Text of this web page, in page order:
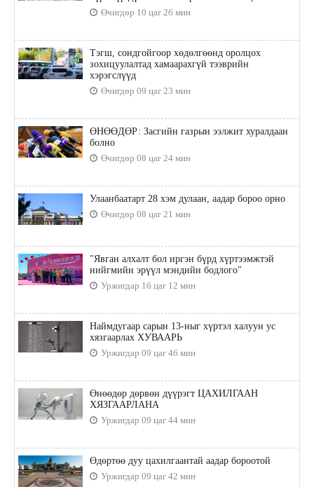
Өчигдөр 10 цаг 26 мин
Тэгш, сондгойгоор хөдөлгөөнд оролцох
зохицуулалтад хамаарахгүй тээврийн
хэрэгслүүд
Өчигдөр 09 цаг 23 мин
ӨНӨӨДӨР: Засгийн газрын ээлжит хуралдаан
болно
Өчигдөр 08 цаг 24 мин
Улаанбаатарт 28 хэм дулаан, аадар бороо орно
Өчигдөр 08 цаг 21 мин
"Явган алхалт бол иргэн бүрд хүртээмжтэй
нийгмийн эрүүл мэндийн бодлого"
Уржигдар 16 цаг 12 мин
Наймдугаар сарын 13-ныг хүртэл халуун ус
хязгаарлах ХУВААРЬ
Уржигдар 09 цаг 46 мин
Өнөөдөр дөрвөн дүүрэгт ЦАХИЛГААН
ХЯЗГААРЛАНА
Уржигдар 09 цаг 44 мин
Өдөртөө дуу цахилгаантай аадар бороотой
Уржигдар 09 цаг 42 мин